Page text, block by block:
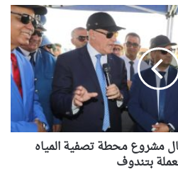
مشروع محطة تصفية المياه
بتندوف